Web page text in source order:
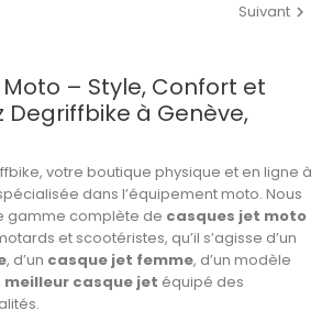
Suivant
– Style, Confort et
Degriffbike à Genève,
votre boutique physique et en ligne à
dans l’équipement moto. Nous
gamme complète de casques jet moto
et scootéristes, qu’il s’agisse d’un
, d’un casque jet femme, d’un modèle
meilleur casque jet équipé des